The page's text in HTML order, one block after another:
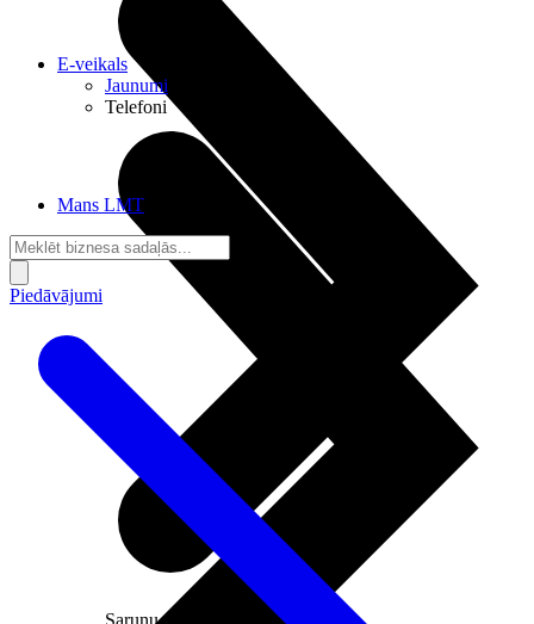
Sarunu pieslēgumi
E-veikals
Jaunumi
Telefoni
Mans LMT
Piedāvājumi